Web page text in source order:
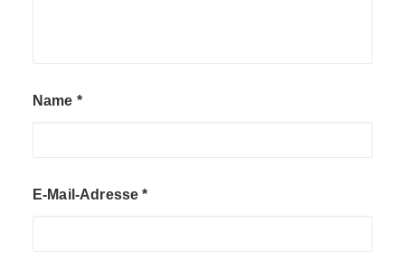
Name *
E-Mail-Adresse*